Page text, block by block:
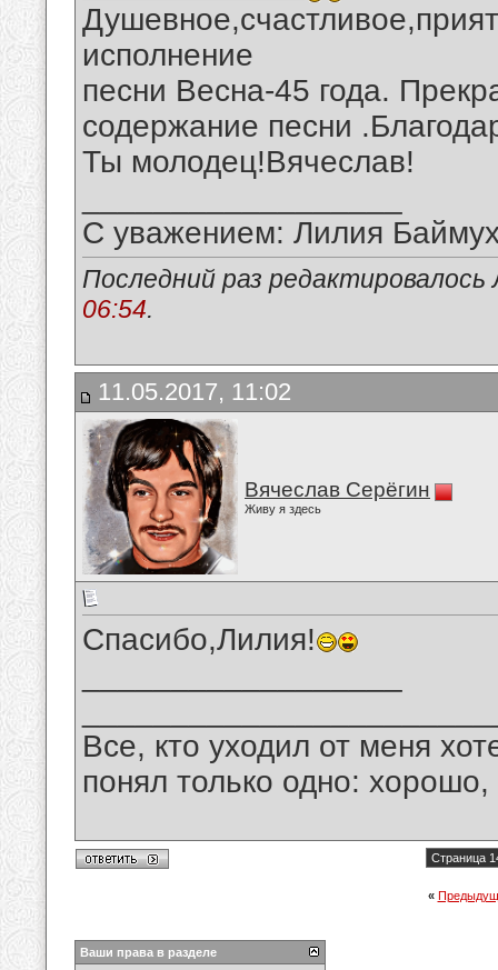
исполнение
песни Весна-45 года.
содержание песни
Ты молодец!Вячеслав!
С уважением: Лилия
Последний раз
06:54.
11.05.2017, 11:02
Вячеслав Серёгин
Живу я здесь
Спасибо,Лилия!
Все, кто уходил от меня
понял только одно:
Страница
«
Ваши права в разделе